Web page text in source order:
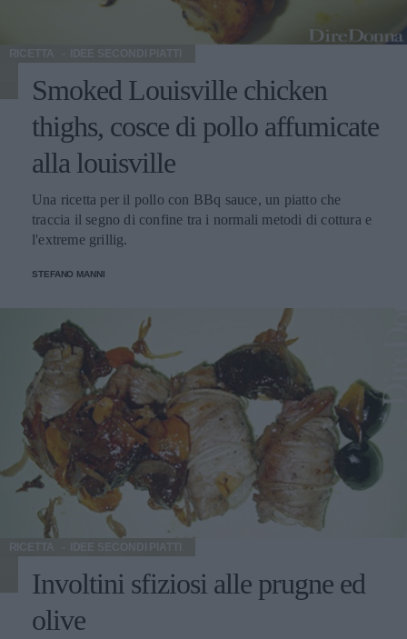
RICETTA IDEE SECONDI PIATTI
Smoked Louisville chicken
thighs, cosce di pollo affumicate
alla louisville
Una ricetta per il pollo con BBq sauce, un piatto che
traccia il segno di confine tra i normali metodi di cottura e
l'extreme grillig.
STEFANO MANNI
RICETTA IDEE SECONDI PIATTI
Involtini sfiziosi alle prugne ed
olive